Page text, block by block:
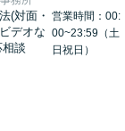
(対面・
デオな
相談
営業時間：00:
00~23:59（土
日祝日）